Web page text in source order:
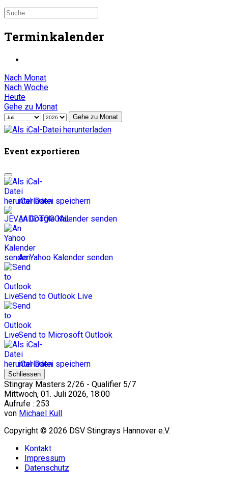
Terminkalender
Nach Monat
Nach Woche
Heute
Gehe zu Monat
Gehe zu Monat
Event exportieren
iCal-Datei speichern
An Google Kalender senden
An Yahoo Kalender senden
Send to Outlook Live
Send to Microsoft Outlook
iCal-Datei speichern
Schliessen
Stingray Masters 2/26 - Qualifier 5/7
Mittwoch, 01. Juli 2026, 18:00
Aufrufe : 253
von Michael Kull
Copyright © 2026 DSV Stingrays Hannover e.V.
Kontakt
Impressum
Datenschutz